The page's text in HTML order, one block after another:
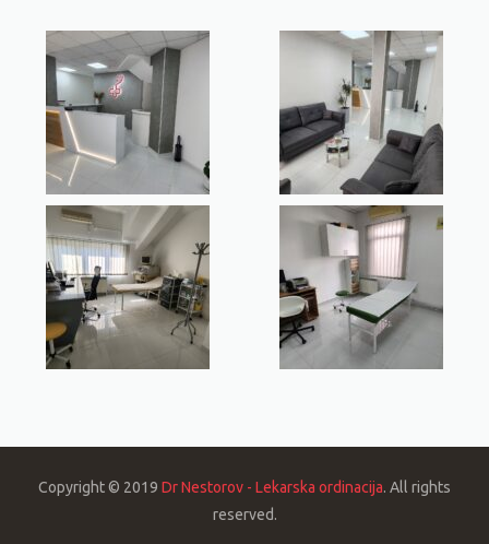
Copyright © 2019 Dr Nestorov - Lekarska ordinacija. All rights
reserved.